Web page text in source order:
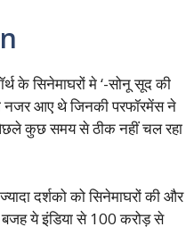
के सिनेमाघरों मे ‘-सोनू सूद की
नजर आए थे जिनकी परफॉरमेंस ने
कुछ समय से ठीक नहीं चल रहा
दर्शको को सिनेमाघरों की और
ये इंडिया से 100 करोड़ से